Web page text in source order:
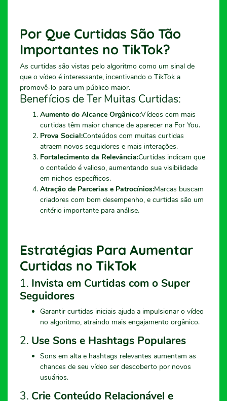
Por Que Curtidas São Tão
Importantes no TikTok?
As curtidas são vistas pelo algoritmo como um sinal de
que o vídeo é interessante, incentivando o TikTok a
promovê-lo para um público maior.
Benefícios de Ter Muitas Curtidas:
Aumento do Alcance Orgânico:Vídeos com mais
curtidas têm maior chance de aparecer na For You.
Prova Social:Conteúdos com muitas curtidas
atraem novos seguidores e mais interações.
Fortalecimento da Relevância:Curtidas indicam que
o conteúdo é valioso, aumentando sua visibilidade
em nichos específicos.
Atração de Parcerias e Patrocínios:Marcas buscam
criadores com bom desempenho, e curtidas são um
critério importante para análise.
Estratégias Para Aumentar
Curtidas no TikTok
1. Invista em Curtidas com o Super
Seguidores
Garantir curtidas iniciais ajuda a impulsionar o vídeo
no algoritmo, atraindo mais engajamento orgânico.
2. Use Sons e Hashtags Populares
Sons em alta e hashtags relevantes aumentam as
chances de seu vídeo ser descoberto por novos
usuários.
3. Crie Conteúdo Relacionável e